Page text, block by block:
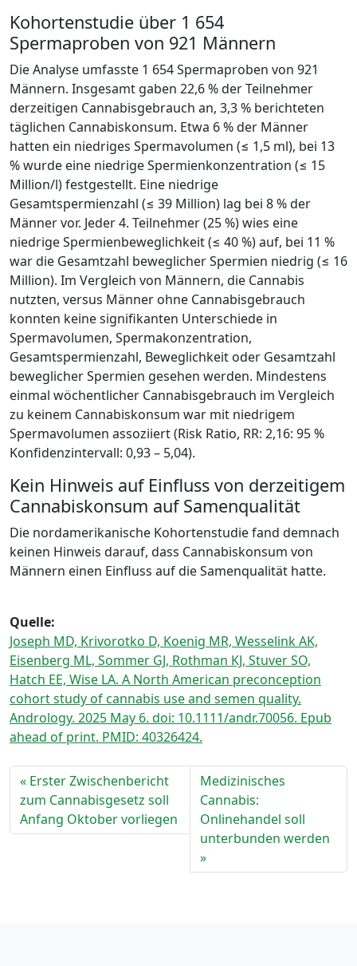
Kohortenstudie über 1 654
Spermaproben von 921 Männern
Die Analyse umfasste 1 654 Spermaproben von 921
Männern. Insgesamt gaben 22,6 % der Teilnehmer
derzeitigen Cannabisgebrauch an, 3,3 % berichteten
täglichen Cannabiskonsum. Etwa 6 % der Männer
hatten ein niedriges Spermavolumen (≤ 1,5 ml), bei 13
% wurde eine niedrige Spermienkonzentration (≤ 15
Million/l) festgestellt. Eine niedrige
Gesamtspermienzahl (≤ 39 Million) lag bei 8 % der
Männer vor. Jeder 4. Teilnehmer (25 %) wies eine
niedrige Spermienbeweglichkeit (≤ 40 %) auf, bei 11 %
war die Gesamtzahl beweglicher Spermien niedrig (≤ 16
Million). Im Vergleich von Männern, die Cannabis
nutzten, versus Männer ohne Cannabisgebrauch
konnten keine signifikanten Unterschiede in
Spermavolumen, Spermakonzentration,
Gesamtspermienzahl, Beweglichkeit oder Gesamtzahl
beweglicher Spermien gesehen werden. Mindestens
einmal wöchentlicher Cannabisgebrauch im Vergleich
zu keinem Cannabiskonsum war mit niedrigem
Spermavolumen assoziiert (Risk Ratio, RR: 2,16: 95 %
Konfidenzintervall: 0,93 – 5,04).
Kein Hinweis auf Einfluss von derzeitigem
Cannabiskonsum auf Samenqualität
Die nordamerikanische Kohortenstudie fand demnach
keinen Hinweis darauf, dass Cannabiskonsum von
Männern einen Einfluss auf die Samenqualität hatte.
Quelle:
Joseph MD, Krivorotko D, Koenig MR, Wesselink AK,
Eisenberg ML, Sommer GJ, Rothman KJ, Stuver SO,
Hatch EE, Wise LA. A North American preconception
cohort study of cannabis use and semen quality.
Andrology. 2025 May 6. doi: 10.1111/andr.70056. Epub
ahead of print. PMID: 40326424.
Erster Zwischenbericht
zum Cannabisgesetz soll
Anfang Oktober vorliegen
Medizinisches
Cannabis:
Onlinehandel soll
unterbunden werden